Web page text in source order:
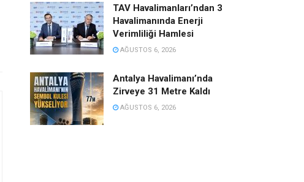
TAV Havalimanları’ndan 3
Havalimanında Enerji
Verimliliği Hamlesi
AĞUSTOS 6, 2026
Antalya Havalimanı’nda
Zirveye 31 Metre Kaldı
AĞUSTOS 6, 2026